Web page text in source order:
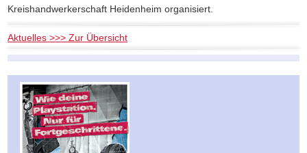
Kreishandwerkerschaft Heidenheim organisiert.
Aktuelles >>> Zur Übersicht